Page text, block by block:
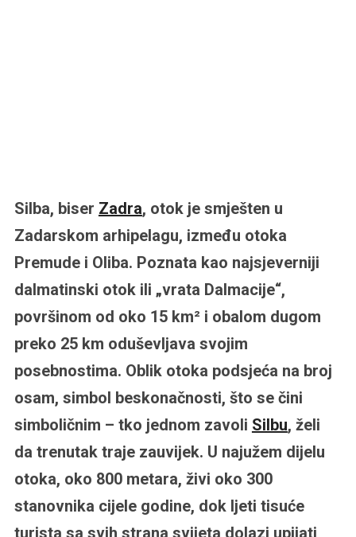
Silba, biser Zadra, otok je smješten u
Zadarskom arhipelagu, između otoka
Premude i Oliba. Poznata kao najsjeverniji
dalmatinski otok ili „vrata Dalmacije“,
površinom od oko 15 km² i obalom dugom
preko 25 km oduševljava svojim
posebnostima. Oblik otoka podsjeća na broj
osam, simbol beskonačnosti, što se čini
simboličnim – tko jednom zavoli Silbu, želi
da trenutak traje zauvijek. U najužem dijelu
otoka, oko 800 metara, živi oko 300
stanovnika cijele godine, dok ljeti tisuće
turista sa svih strana svijeta dolazi upijati